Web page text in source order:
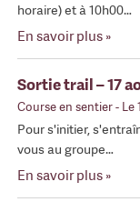
horaire) et à 10h00…
En savoir plus »
Sortie trail – 17
Course en sentier- Le
Pour s'initier,
vous au groupe…
En savoir plus »